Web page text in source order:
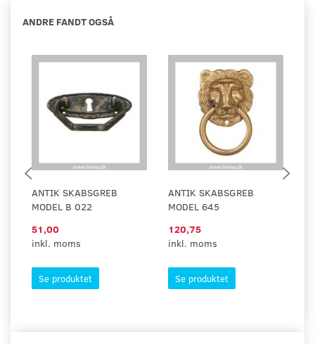
ANDRE FANDT OGSÅ
ANTIK SKABSGREB
MODEL B 022
51,00
inkl. moms
Se produktet
ANTIK SKABSGREB
MODEL 645
120,75
inkl. moms
Se produktet